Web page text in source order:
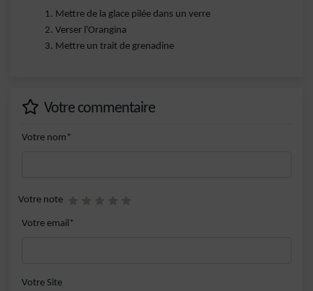
Mettre de la glace pilée dans un verre
Verser l'Orangina
Mettre un trait de grenadine
Votre commentaire
Votre nom*
Votre note
Votre email*
Votre Site